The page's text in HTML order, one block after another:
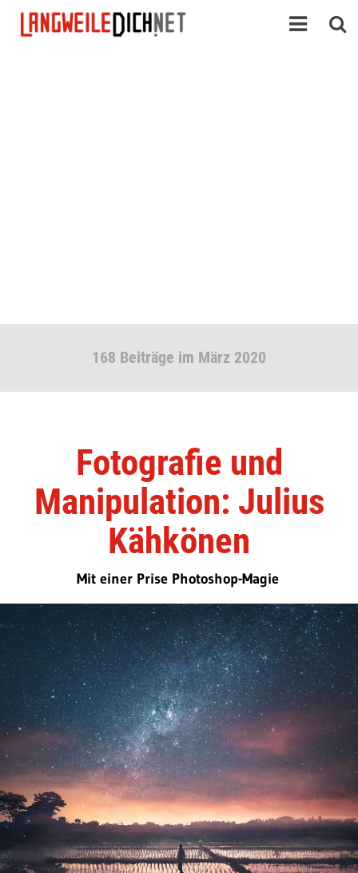
168 Beiträge im März 2020
Fotografie und
Manipulation: Julius
Kähkönen
Mit einer Prise Photoshop-Magie